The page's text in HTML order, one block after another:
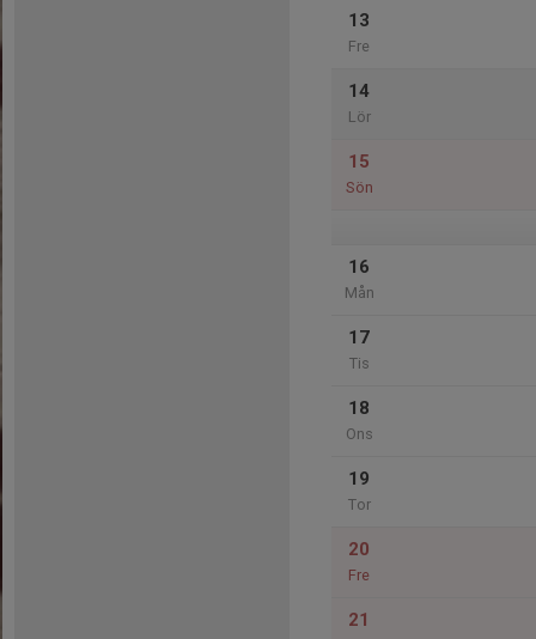
13
Fre
14
Lör
15
Sön
16
Mån
17
Tis
18
Ons
19
Tor
20
Fre
21